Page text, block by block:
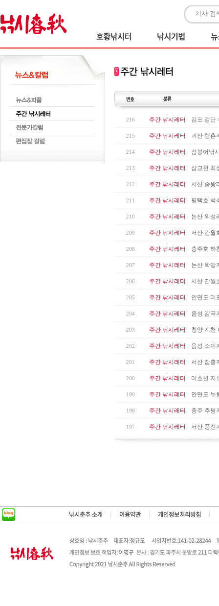
216 주간 낚시레터 김포 검단
215 주간 낚시레터 괴산 행촌
214 주간 낚시레터 섬붕어낚
213 주간 낚시레터 삽교천 최
212 주간 낚시레터 서산 중왕
211 주간 낚시레터 평택호 백
210 주간 낚시레터 논산 외성
209 주간 낚시레터 서산 간월
208 주간 낚시레터 충주호 하
207 주간 낚시레터 논산 학당
206 주간 낚시레터 서산 간월
205 주간 낚시레터 안면도 미
204 주간 낚시레터 음성 감곡
203 주간 낚시레터 청양 지천
202 주간 낚시레터 음성 소이
201 주간 낚시레터 서산 잠홍
200 주간 낚시레터 미호천 지
199 주간 낚시레터 안면도 누
198 주간 낚시레터 충주 추평
197 주간 낚시레터 서산 풍전